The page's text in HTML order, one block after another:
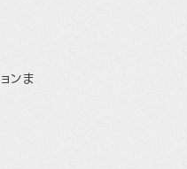
ンま